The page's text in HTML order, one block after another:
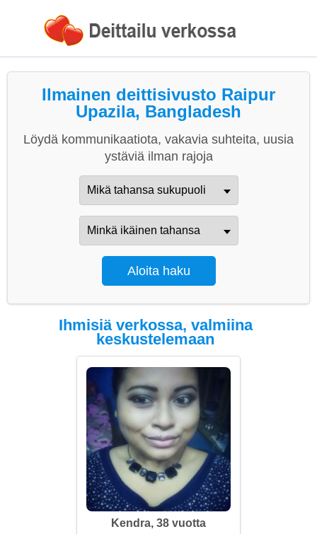
Ilmainen deittisivusto Raipur
Upazila, Bangladesh
Löydä kommunikaatiota, vakavia suhteita, uusia
ystäviä ilman rajoja
Ihmisiä verkossa, valmiina
keskustelemaan
Kendra, 38 vuotta